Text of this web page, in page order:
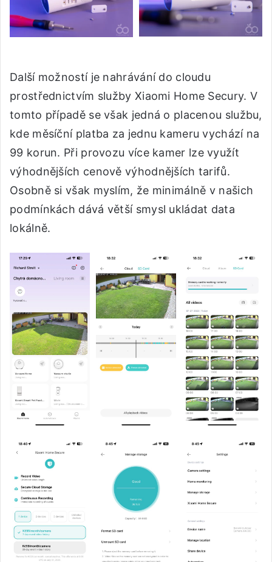
Další možností je nahrávání do cloudu
prostřednictvím služby Xiaomi Home Secury. V
tomto případě se však jedná o placenou službu,
kde měsíční platba za jednu kameru vychází na
99 korun. Při provozu více kamer lze využít
výhodnějších cenově výhodnějších tarifů.
Osobně si však myslím, že minimálně v našich
podmínkách dává větší smysl ukládat data
lokálně.